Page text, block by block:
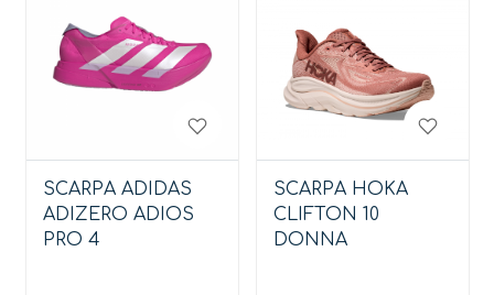
SCARPA ADIDAS
ADIZERO ADIOS
PRO 4
SCARPA HOKA
CLIFTON 10
DONNA